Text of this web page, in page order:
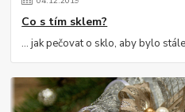
Co s tím sklem?
… jak pečovat o sklo, aby bylo